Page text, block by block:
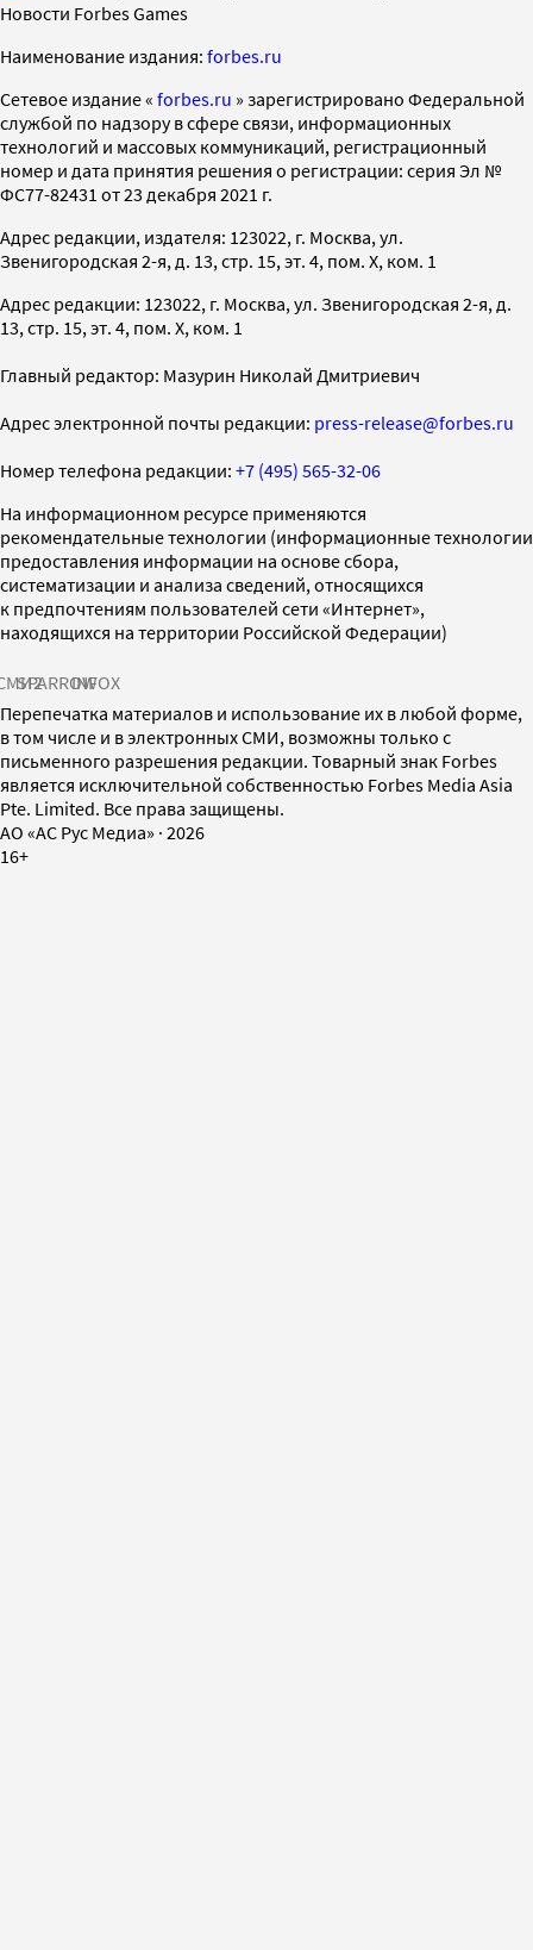
Новости Forbes Games
Наименование издания: forbes.ru
Cетевое издание « forbes.ru » зарегистрировано Федеральной
службой по надзору в сфере связи, информационных
технологий и массовых коммуникаций, регистрационный
номер и дата принятия решения о регистрации: серия Эл №
ФС77-82431 от 23 декабря 2021 г.
Адрес редакции, издателя: 123022, г. Москва, ул.
Звенигородская 2-я, д. 13, стр. 15, эт. 4, пом. X, ком. 1
Адрес редакции: 123022, г. Москва, ул. Звенигородская 2-я, д.
13, стр. 15, эт. 4, пом. X, ком. 1
Главный редактор: Мазурин Николай Дмитриевич
Адрес электронной почты редакции: press-release@forbes.ru
Номер телефона редакции: +7 (495) 565-32-06
На информационном ресурсе применяются
рекомендательные технологии (информационные технологии
предоставления информации на основе сбора,
систематизации и анализа сведений, относящихся
к предпочтениям пользователей сети «Интернет»,
находящихся на территории Российской Федерации)
SPARROWINFOX
Перепечатка материалов и использование их в любой форме,
в том числе и в электронных СМИ, возможны только с
письменного разрешения редакции. Товарный знак Forbes
является исключительной собственностью Forbes Media Asia
Pte. Limited. Все права защищены.
AO «АС Рус Медиа» · 2026
16+